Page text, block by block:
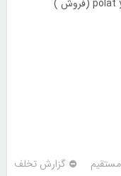
گزارش تخلف